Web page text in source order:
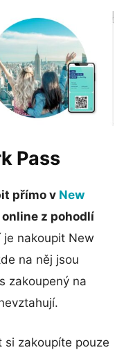
Pass
přímo v New
z pohodlí
je nakoupit New
na něj jsou
zakoupený na
si zakoupíte pouze